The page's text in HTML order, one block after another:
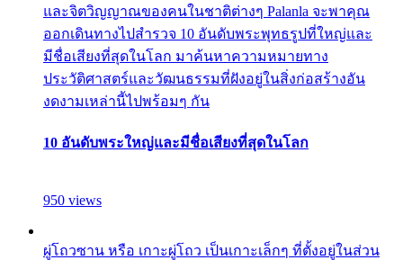
และจิตวิญญาณของคนในชาติต่างๆ Palanla จะพาคุณ
ออกเดินทางไปสำรวจ 10 อันดับพระพุทธรูปที่ใหญ่และ
มีชื่อเสียงที่สุดในโลก มาค้นหาความหมายทาง
ประวัติศาสตร์และวัฒนธรรมที่ฝังอยู่ในสิ่งก่อสร้างอัน
งดงามเหล่านี้ไปพร้อมๆ กัน
10 อันดับพระใหญ่และมีชื่อเสียงที่สุดในโลก
950 views
ผู่โถวซาน หรือ เกาะผู่โถว เป็นเกาะเล็กๆ ที่ตั้งอยู่ในส่วน